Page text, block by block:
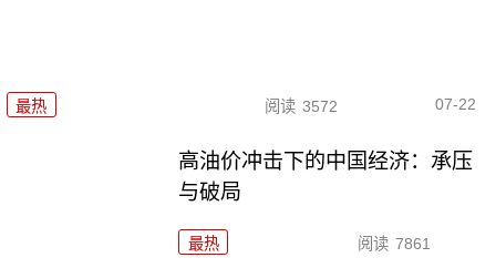
最热 阅读 3572 07-22
高油价冲击下的中国经济：承压
与破局
最热 阅读 7861